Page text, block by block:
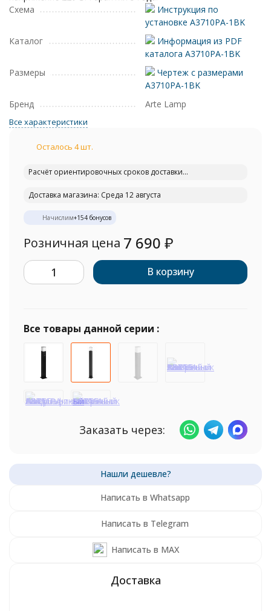
Схема
Инструкция по
установке A3710PA-1BK
Каталог
Информация из PDF
каталога A3710PA-1BK
Размеры
Чертеж с размерами
A3710PA-1BK
Бренд
Arte Lamp
Все характеристики
Осталось 4 шт.
Расчёт ориентировочных сроков доставки...
Доставка магазина: Среда 12 августа
Начислим+154 бонусов
Розничная цена 7 690 ₽
В корзину
Все товары данной серии :
Заказать через:
Написать в Whatsapp
Написать в Telegram
Написать в MAX